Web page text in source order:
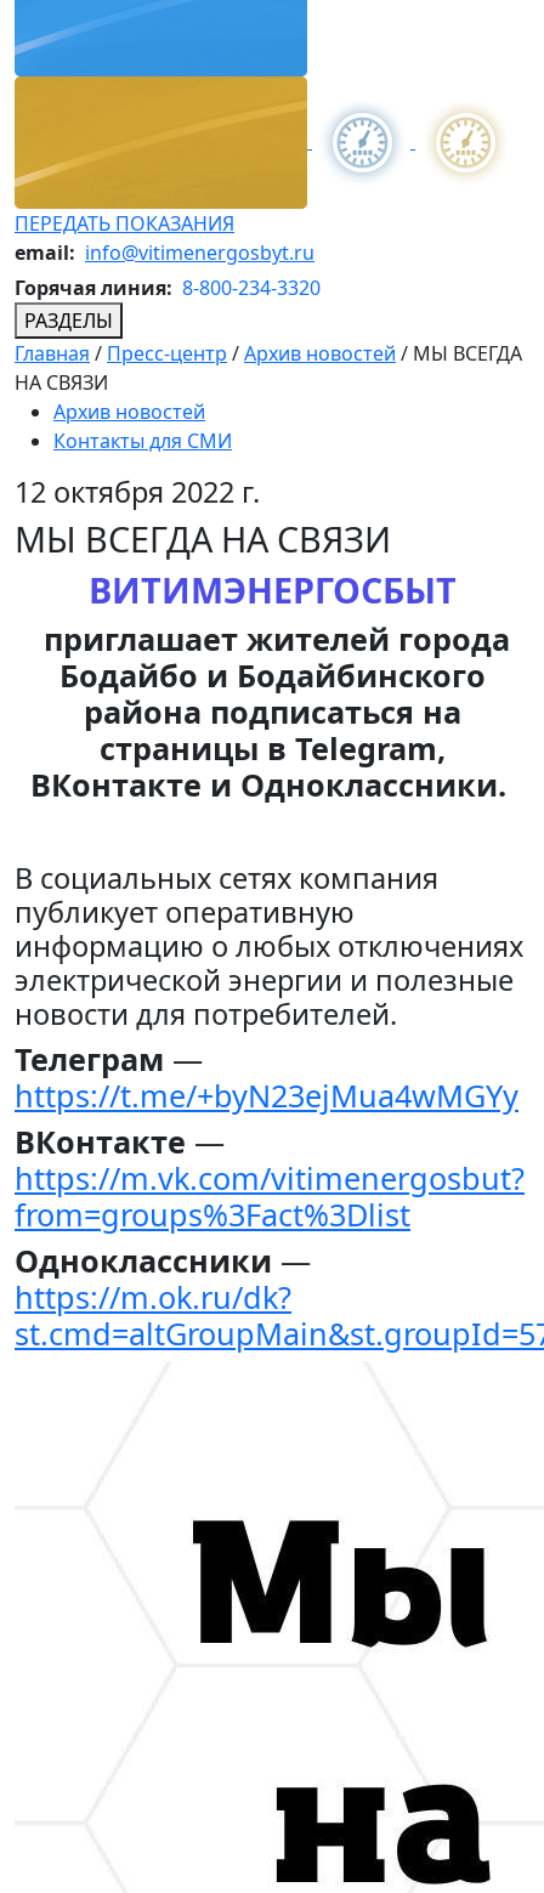
ПЕРЕДАТЬ ПОКАЗАНИЯ
email: info@vitimenergosbyt.ru
Горячая линия: 8-800-234-3320
РАЗДЕЛЫ
Главная / Пресс-центр /Архив новостей / МЫ ВСЕГДА
НА СВЯЗИ
Архив новостей
Контакты для СМИ
12 октября 2022 г.
МЫ ВСЕГДА НА СВЯЗИ
ВИТИМЭНЕРГОСБЫТ
приглашает жителей города
Бодайбо и Бодайбинского
района подписаться на
страницы в Telegram,
ВКонтакте и Одноклассники.
В социальных сетях компания
публикует оперативную
информацию о любых отключениях
электрической энергии и полезные
новости для потребителей.
Телеграм —
https://t.me/+byN23ejMua4wMGYy
ВКонтакте —
https://m.vk.com/vitimenergosbut?
from=groups%3Fact%3Dlist
Одноклассники —
https://m.ok.ru/dk?